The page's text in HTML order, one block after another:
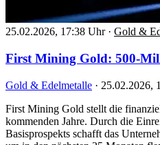
25.02.2026, 17:38 Uhr · Gold &
First Mining Gold: 500-
Gold & Edelmetalle · 25.02.2026,
First Mining Gold stellt die
kommenden Jahre. Durch die
Basisprospekts schafft das